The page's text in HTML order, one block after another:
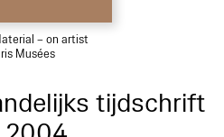
– on artist
Musées
tijdschrift